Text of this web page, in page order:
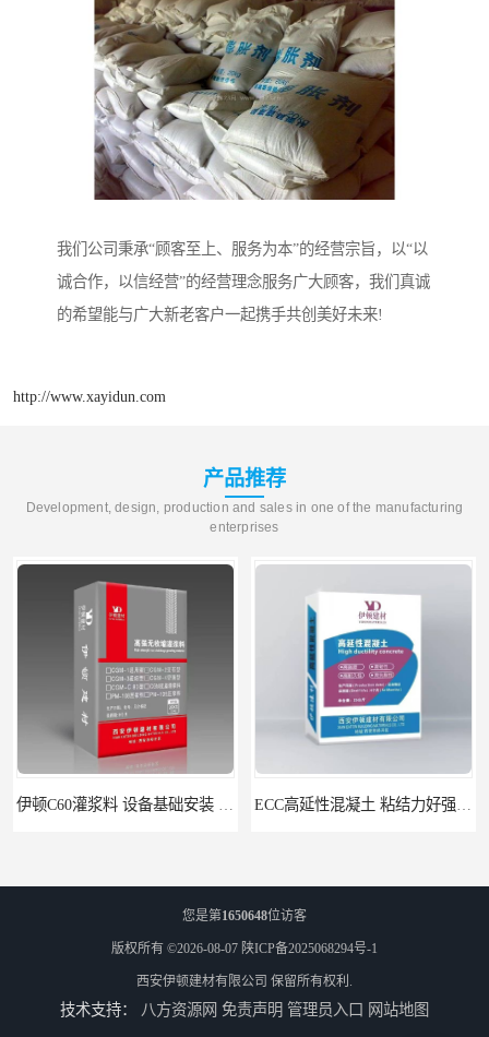
我们公司秉承“顾客至上、服务为本”的经营宗旨，以“以
诚合作，以信经营”的经营理念服务广大顾客，我们真诚
的希望能与广大新老客户一起携手共创美好未来!
http://www.xayidun.com
产品推荐
Development, design, production and sales in one of the manufacturing
enterprises
您是第1650648位访客
版权所有 ©2026-08-07 陕ICP备2025068294号-1
西安伊顿建材有限公司 保留所有权利.
技术支持： 八方资源网 免责声明 管理员入口 网站地图